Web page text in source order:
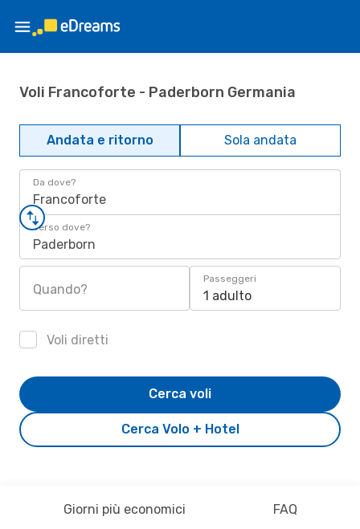
Voli Francoforte - Paderborn Germania
Andata e ritorno Sola andata
Da dove?
Francoforte
Verso dove?
Paderborn
Quando?
Passeggeri
1 adulto
Voli diretti
Cerca Volo + Hotel
Cerca voli
Giorni più economici FAQ